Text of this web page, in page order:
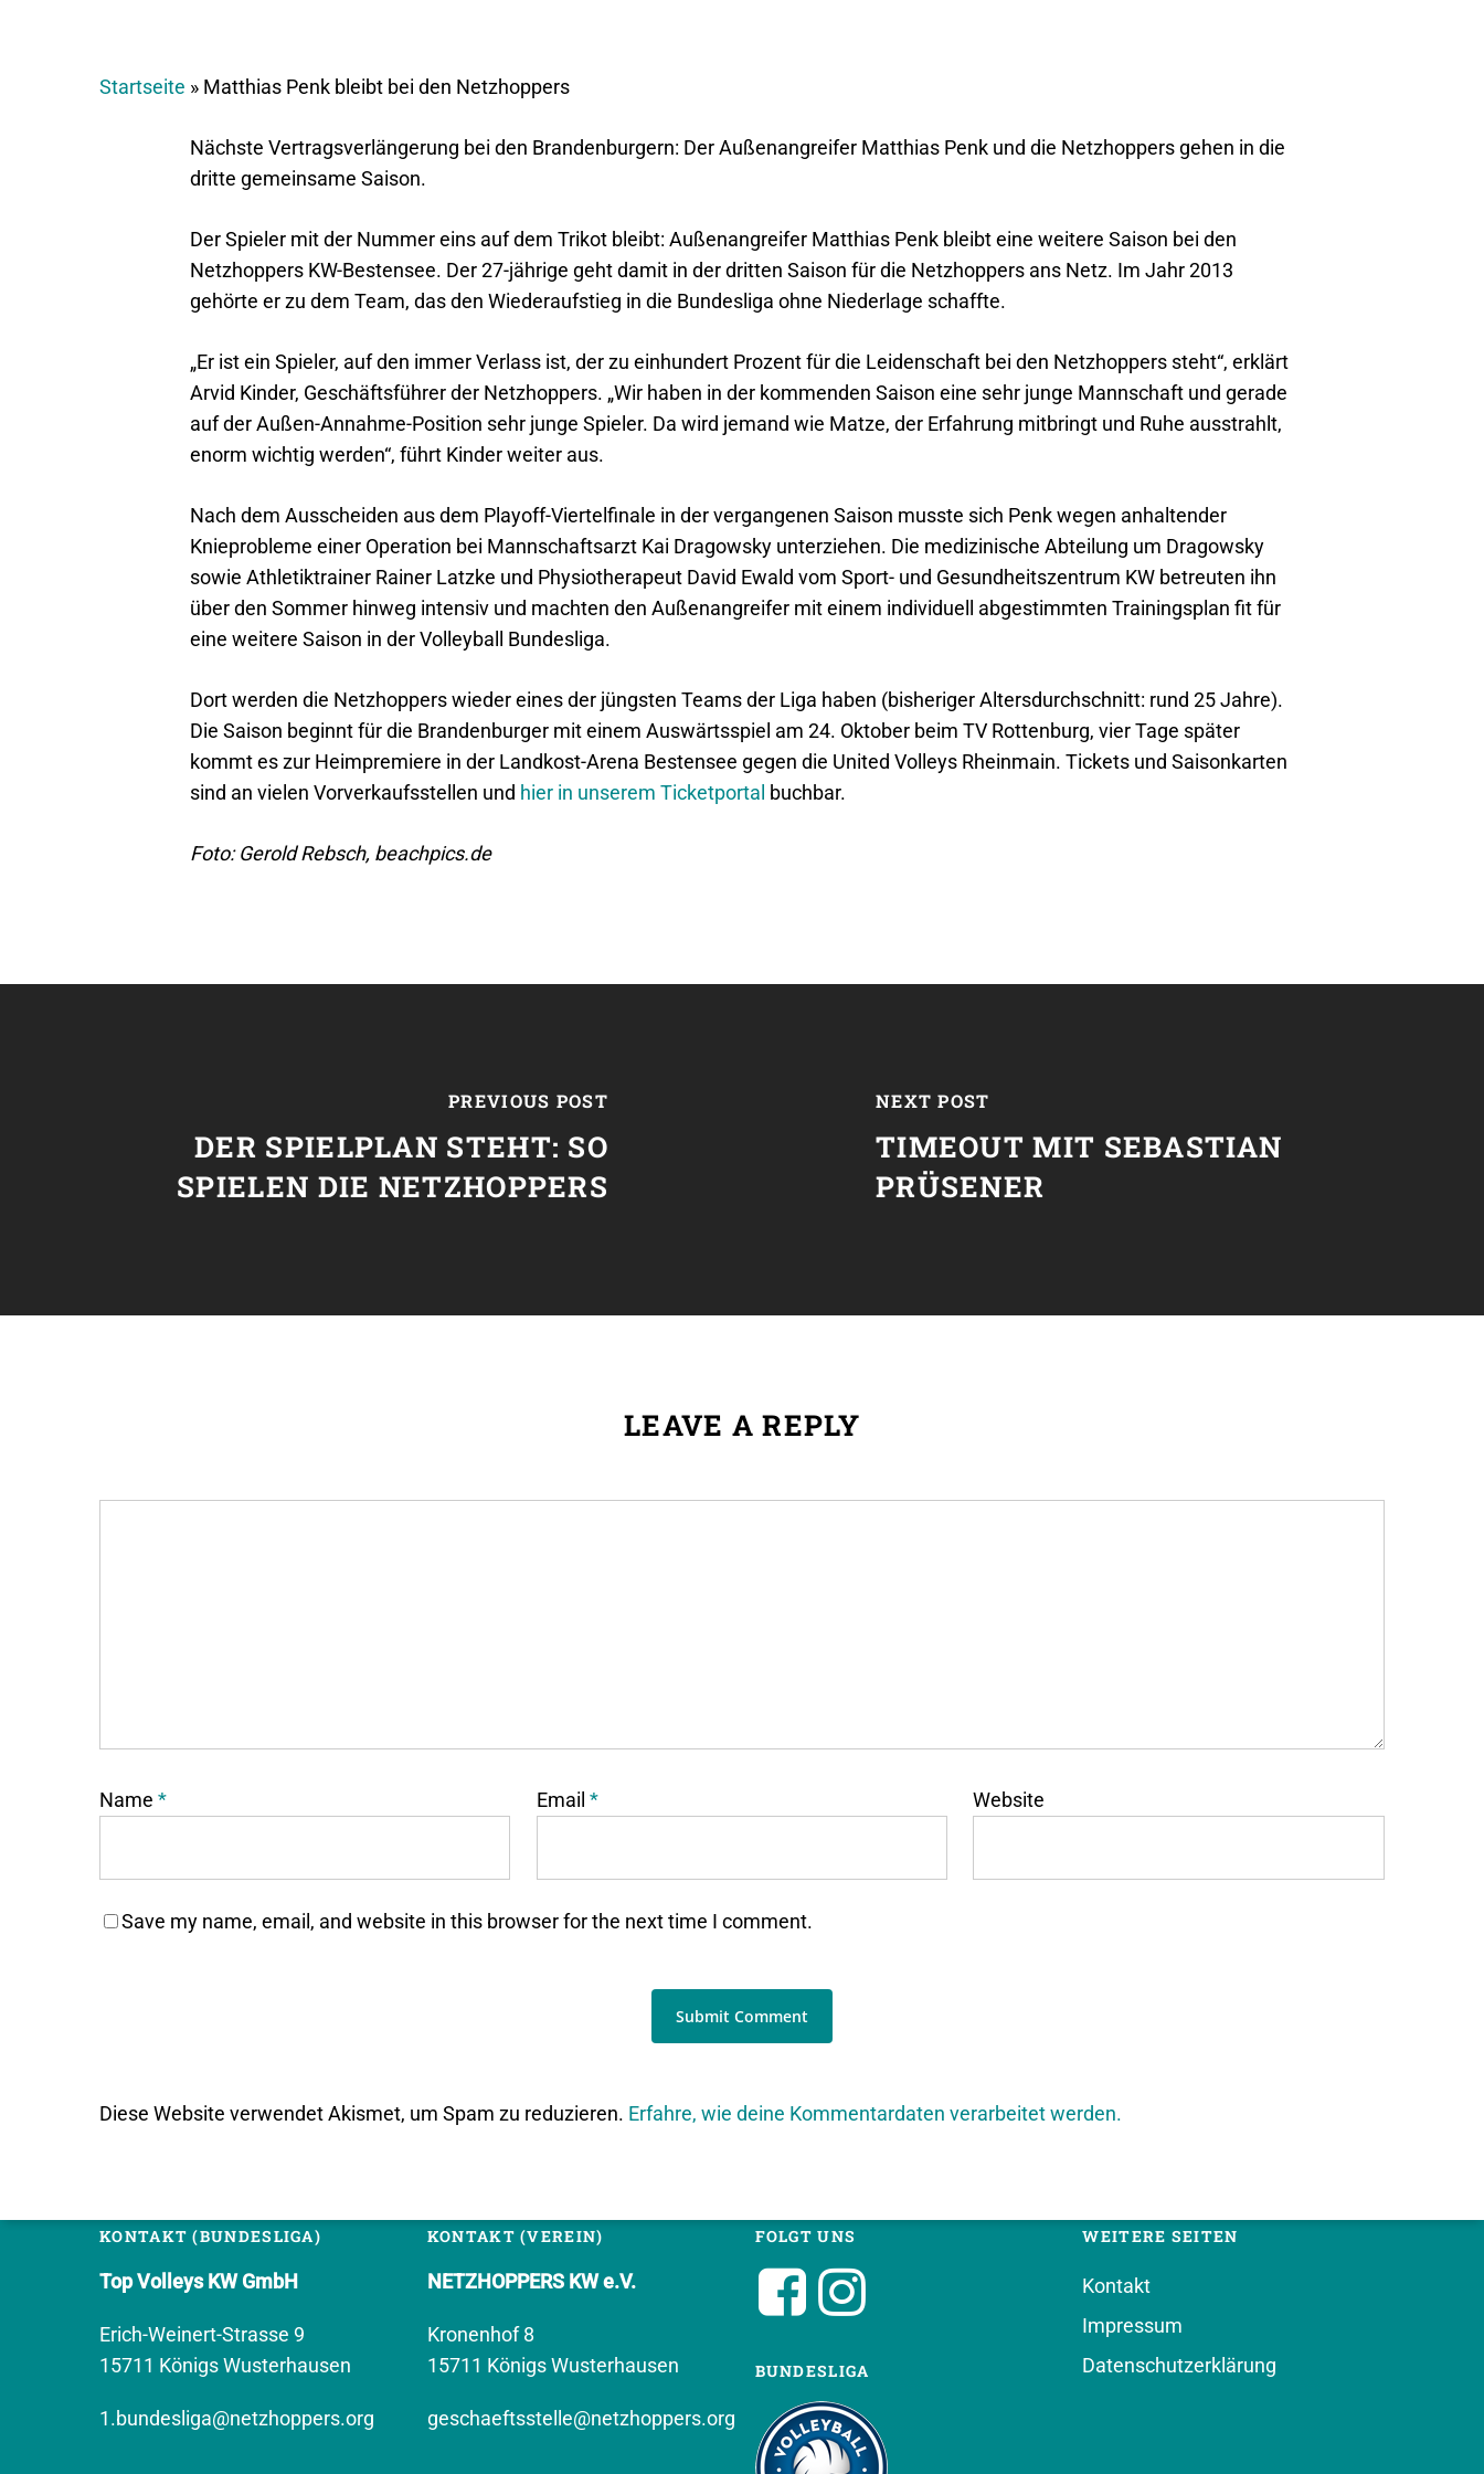
Startseite » Matthias Penk bleibt bei den Netzhoppers
Nächste Vertragsverlängerung bei den Brandenburgern: Der Außenangreifer Matthias Penk und die Netzhoppers gehen in die
dritte gemeinsame Saison.
Der Spieler mit der Nummer eins auf dem Trikot bleibt: Außenangreifer Matthias Penk bleibt eine weitere Saison bei den
Netzhoppers KW-Bestensee. Der 27-jährige geht damit in der dritten Saison für die Netzhoppers ans Netz. Im Jahr 2013
gehörte er zu dem Team, das den Wiederaufstieg in die Bundesliga ohne Niederlage schaffte.
„Er ist ein Spieler, auf den immer Verlass ist, der zu einhundert Prozent für die Leidenschaft bei den Netzhoppers steht“, erklärt
Arvid Kinder, Geschäftsführer der Netzhoppers. „Wir haben in der kommenden Saison eine sehr junge Mannschaft und gerade
auf der Außen-Annahme-Position sehr junge Spieler. Da wird jemand wie Matze, der Erfahrung mitbringt und Ruhe ausstrahlt,
enorm wichtig werden“, führt Kinder weiter aus.
Nach dem Ausscheiden aus dem Playoff-Viertelfinale in der vergangenen Saison musste sich Penk wegen anhaltender
Knieprobleme einer Operation bei Mannschaftsarzt Kai Dragowsky unterziehen. Die medizinische Abteilung um Dragowsky
sowie Athletiktrainer Rainer Latzke und Physiotherapeut David Ewald vom Sport- und Gesundheitszentrum KW betreuten ihn
über den Sommer hinweg intensiv und machten den Außenangreifer mit einem individuell abgestimmten Trainingsplan fit für
eine weitere Saison in der Volleyball Bundesliga.
Dort werden die Netzhoppers wieder eines der jüngsten Teams der Liga haben (bisheriger Altersdurchschnitt: rund 25 Jahre).
Die Saison beginnt für die Brandenburger mit einem Auswärtsspiel am 24. Oktober beim TV Rottenburg, vier Tage später
kommt es zur Heimpremiere in der Landkost-Arena Bestensee gegen die United Volleys Rheinmain. Tickets und Saisonkarten
sind an vielen Vorverkaufsstellen und hier in unserem Ticketportal buchbar.
Foto: Gerold Rebsch, beachpics.de
PREVIOUS POST
DER SPIELPLAN STEHT: SO
SPIELEN DIE NETZHOPPERS
NEXT POST
TIMEOUT MIT SEBASTIAN
PRÜSENER
LEAVE A REPLY
Name * Email * Website
Save my name, email, and website in this browser for the next time I comment.
Diese Website verwendet Akismet, um Spam zu reduzieren. Erfahre, wie deine Kommentardaten verarbeitet werden.
KONTAKT (BUNDESLIGA)
Top Volleys KW GmbH
Erich-Weinert-Strasse 9
15711 Königs Wusterhausen
1.bundesliga@netzhoppers.org
KONTAKT (VEREIN)
NETZHOPPERS KW e.V.
Kronenhof 8
15711 Königs Wusterhausen
geschaeftsstelle@netzhoppers.org
FOLGT UNS
BUNDESLIGA
WEITERE SEITEN
Kontakt
Impressum
Datenschutzerklärung